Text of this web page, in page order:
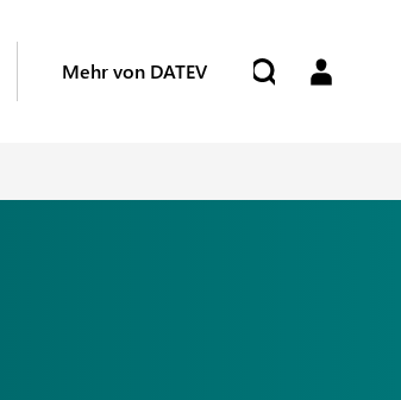
Mehr von DATEV